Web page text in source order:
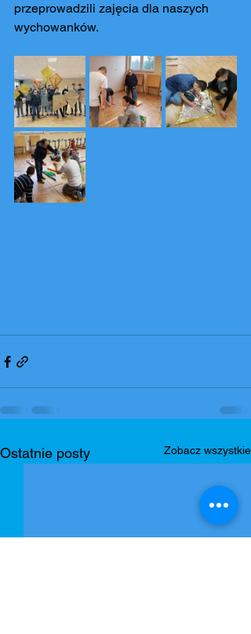
przeprowadzili zajęcia dla naszych
wychowanków.
Ostatnie posty Zobacz wszystkie